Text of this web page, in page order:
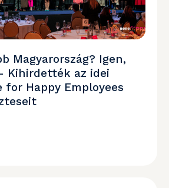
Magyarország? Igen,
Kihirdették az idei
for Happy Employees